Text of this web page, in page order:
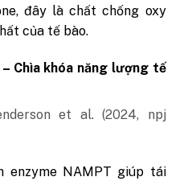
đây là chất chống oxy
của tế bào.
Chìa khóa năng lượng tế
et al. (2024, npj
enzyme NAMPT giúp tái